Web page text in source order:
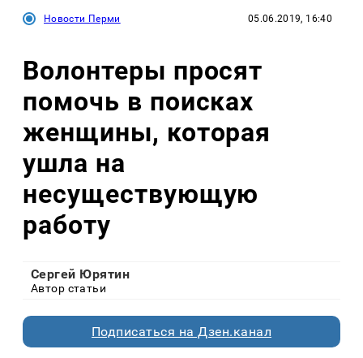
Новости Перми 05.06.2019, 16:40
Волонтеры просят
помочь в поисках
женщины, которая
ушла на
несуществующую
работу
Сергей Юрятин
Автор статьи
Подписаться на Дзен.канал